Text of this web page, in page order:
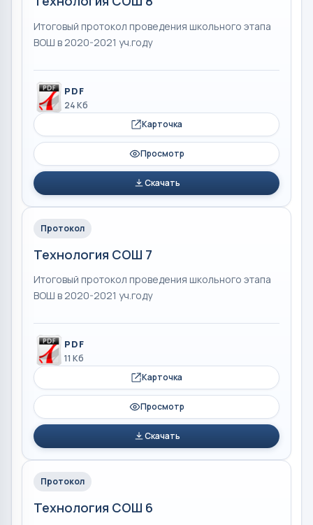
Итоговый протокол проведения школьного этапа
ВОШ в 2020-2021 уч.году
PDF
24 Кб
Карточка
Просмотр
Скачать
Протокол
Технология СОШ 7
Итоговый протокол проведения школьного этапа
ВОШ в 2020-2021 уч.году
PDF
11 Кб
Карточка
Просмотр
Скачать
Протокол
Технология СОШ 6